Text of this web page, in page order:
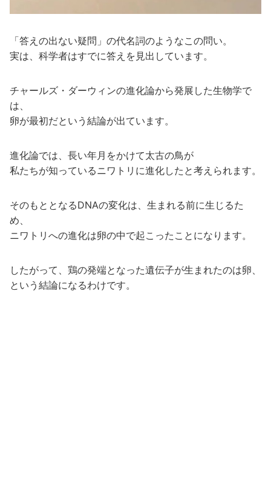
「答えの出ない疑問」の代名詞のようなこの問い。
実は、科学者はすでに答えを見出しています。
チャールズ・ダーウィンの進化論から発展した生物学で
は、
卵が最初だという結論が出ています。
進化論では、長い年月をかけて太古の鳥が
私たちが知っているニワトリに進化したと考えられます。
そのもととなるDNAの変化は、生まれる前に生じるた
め、
ニワトリへの進化は卵の中で起こったことになります。
したがって、鶏の発端となった遺伝子が生まれたのは卵、
という結論になるわけです。